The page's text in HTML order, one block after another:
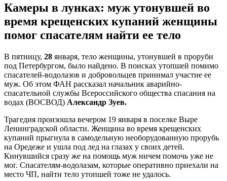
Камеры в лунках: муж утонувшей во
время крещенских купаний женщины
помог спасателям найти ее тело
В пятницу, 28 января, тело женщины, утонувшей в проруби
под Петербургом, было найдено. В поисках утопшей помимо
спасателей-водолазов и добровольцев принимал участие ее
муж. Об этом ФАН рассказал начальник аварийно-
спасательной службы Всероссийского общества спасания на
водах (ВОСВОД) Александр Зуев.
Трагедия произошла вечером 19 января в поселке Выре
Ленинградской области. Женщина во время крещенских
купаний прыгнула в самодельную необорудованную прорубь
на Оредеже и ушла под лед на глазах у своих детей.
Кинувшийся сразу же на помощь муж ничем помочь уже не
мог. Спасателям-водолазам, которые оперативно приехали на
место ЧП, найти тело утопшей тоже не удалось.